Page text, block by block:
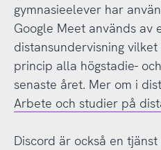
gymnasieelever har
Google Meet används av
distansundervisning
princip alla högstadie-
senaste året. Mer om i
Arbete och studier på
Discord är också en